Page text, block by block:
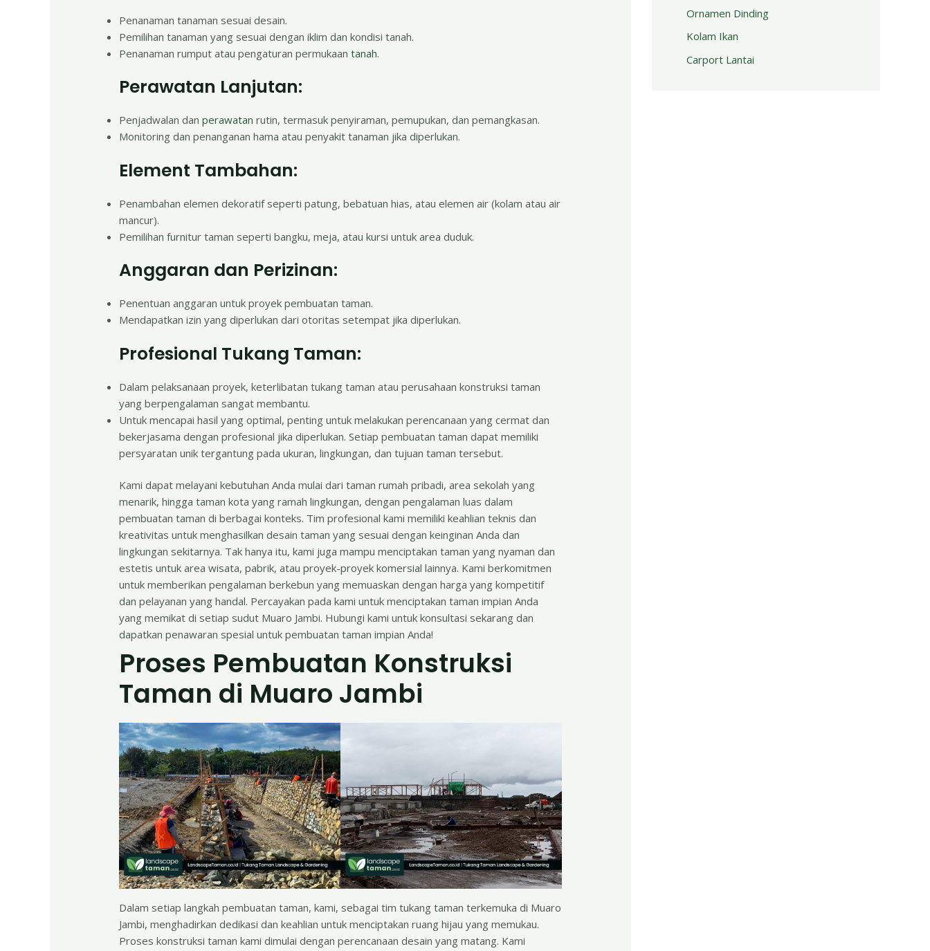
Penanaman tanaman sesuai desain.
Pemilihan tanaman yang sesuai dengan iklim dan kondisi tanah.
Penanaman rumput atau pengaturan permukaantanah.
Perawatan Lanjutan:
Penjadwalan danperawatan rutin, termasuk penyiraman, pemupukan, dan pemangkasan.
Monitoring dan penanganan hama atau penyakit tanaman jika diperlukan.
Element Tambahan:
Penambahan elemen dekoratif seperti patung, bebatuan hias, atau elemen air (kolam atau air
mancur).
Pemilihan furnitur taman seperti bangku, meja, atau kursi untuk area duduk.
Anggaran dan Perizinan:
Penentuan anggaran untuk proyek pembuatan taman.
Mendapatkan izin yang diperlukan dari otoritas setempat jika diperlukan.
Profesional Tukang Taman:
Dalam pelaksanaan proyek, keterlibatan tukang taman atau perusahaan konstruksi taman
yang berpengalaman sangat membantu.
Untuk mencapai hasil yang optimal, penting untuk melakukan perencanaan yang cermat dan
bekerjasama dengan profesional jika diperlukan. Setiap pembuatan taman dapat memiliki
persyaratan unik tergantung pada ukuran, lingkungan, dan tujuan taman tersebut.
Kami dapat melayani kebutuhan Anda mulai dari taman rumah pribadi, area sekolah yang
menarik, hingga taman kota yang ramah lingkungan, dengan pengalaman luas dalam
pembuatan taman di berbagai konteks. Tim profesional kami memiliki keahlian teknis dan
kreativitas untuk menghasilkan desain taman yang sesuai dengan keinginan Anda dan
lingkungan sekitarnya. Tak hanya itu, kami juga mampu menciptakan taman yang nyaman dan
estetis untuk area wisata, pabrik, atau proyek-proyek komersial lainnya. Kami berkomitmen
untuk memberikan pengalaman berkebun yang memuaskan dengan harga yang kompetitif
dan pelayanan yang handal. Percayakan pada kami untuk menciptakan taman impian Anda
yang memikat di setiap sudut Muaro Jambi. Hubungi kami untuk konsultasi sekarang dan
dapatkan penawaran spesial untuk pembuatan taman impian Anda!
Proses Pembuatan Konstruksi
Taman di Muaro Jambi
Dalam setiap langkah pembuatan taman, kami, sebagai tim tukang taman terkemuka di Muaro
Jambi, menghadirkan dedikasi dan keahlian untuk menciptakan ruang hijau yang memukau.
Proses konstruksi taman kami dimulai dengan perencanaan desain yang matang. Kami
Ornamen Dinding
Kolam Ikan
Carport Lantai